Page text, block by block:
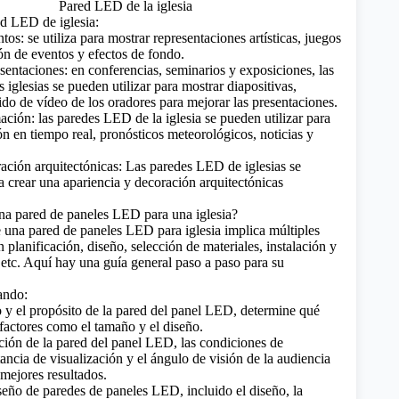
LED de iglesia:
se utiliza para mostrar representaciones artísticas, juegos
de eventos y efectos de fondo.
en conferencias, seminarios y exposiciones, las
iglesias se pueden utilizar para mostrar diapositivas,
de vídeo de los oradores para mejorar las presentaciones.
las paredes LED de la iglesia se pueden utilizar para
en tiempo real, pronósticos meteorológicos, noticias y
arquitectónicas: Las paredes LED de iglesias se
crear una apariencia y decoración arquitectónicas
pared de paneles LED para una iglesia?
pared de paneles LED para iglesia implica múltiples
planificación, diseño, selección de materiales, instalación y
Aquí hay una guía general paso a paso para su
el propósito de la pared del panel LED, determine qué
como el tamaño y el diseño.
de la pared del panel LED, las condiciones de
de visualización y el ángulo de visión de la audiencia
resultados.
de paredes de paneles LED, incluido el diseño, la